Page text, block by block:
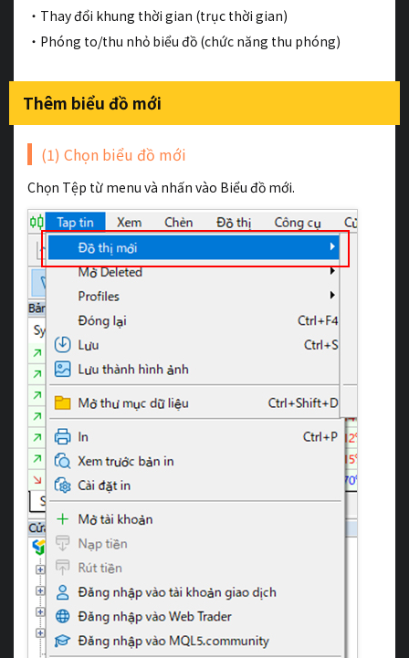
・Thay đổi khung thời gian (trục thời gian)
・Phóng to/thu nhỏ biểu đồ (chức năng thu phóng)
Thêm biểu đồ mới
(1) Chọn biểu đồ mới
Chọn Tệp từ menu và nhấn vào Biểu đồ mới.